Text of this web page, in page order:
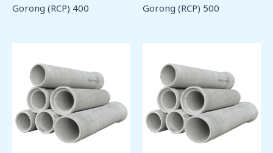
Gorong (RCP) 400
Gorong (RCP) 500